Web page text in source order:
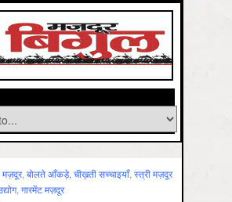
मज़दूर, बोलते आँकड़े, चीख़ती सच्चाइयाँ, स्‍त्री मज़दूर
, गारमेंट मज़दूर